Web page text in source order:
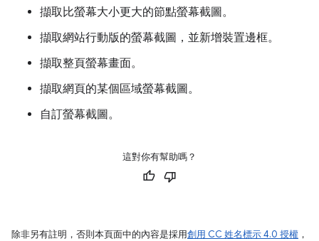
擷取比螢幕大小更大的節點螢幕截圖。
擷取網站行動版的螢幕截圖，並新增裝置邊框。
擷取整頁螢幕畫面。
擷取網頁的某個區域螢幕截圖。
自訂螢幕截圖。
這對你有幫助嗎？
除非另有註明，否則本頁面中的內容是採用創用 CC 姓名標示 4.0 授權 ，